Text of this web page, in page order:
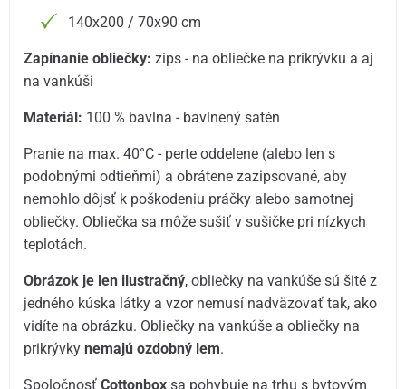
140x200 / 70x90 cm
Zapínanie obliečky: zips - na obliečke na prikrývku a aj
na vankúši
Materiál: 100 % bavlna - bavlnený satén
Pranie na max. 40°C - perte oddelene (alebo len s
podobnými odtieňmi) a obrátene zazipsované, aby
nemohlo dôjsť k poškodeniu práčky alebo samotnej
obliečky. Obliečka sa môže sušiť v sušičke pri nízkych
teplotách.
Obrázok je len ilustračný, obliečky na vankúše sú šité z
jedného kúska látky a vzor nemusí nadväzovať tak, ako
vidíte na obrázku. Obliečky na vankúše a obliečky na
prikrývkynemajú ozdobný lem.
SpoločnosťCottonbox sa pohybuje na trhu s bytovým